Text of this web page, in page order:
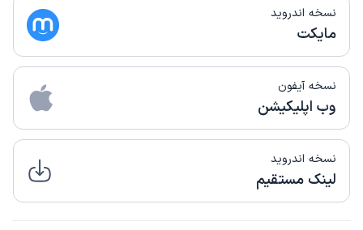
نسخه اندروید
مایکت
نسخه آیفون
وب اپلیکیشن
نسخه اندروید
لینک مستقیم